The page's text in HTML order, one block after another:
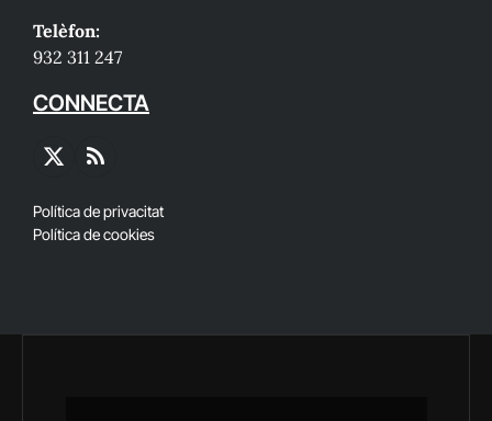
Telèfon:
932 311 247
CONNECTA
X
RSS
Política de privacitat
Política de cookies